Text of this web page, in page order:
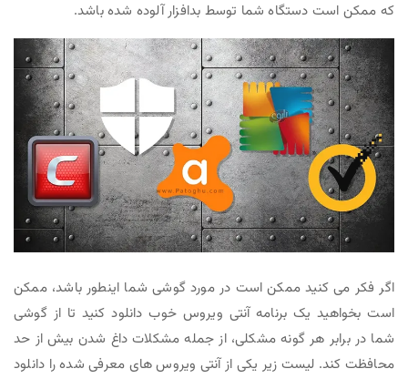
که ممکن است دستگاه شما توسط بدافزار آلوده شده باشد.
اگر فکر می کنید ممکن است در مورد گوشی شما اینطور باشد، ممکن
است بخواهید یک برنامه آنتی ویروس خوب دانلود کنید تا از گوشی
شما در برابر هر گونه مشکلی، از جمله مشکلات داغ شدن بیش از حد
محافظت کند. لیست زیر یکی از آنتی ویروس های معرفی شده را دانلود